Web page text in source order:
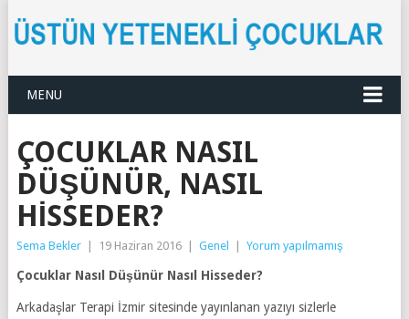
MENU
ÇOCUKLAR NASIL
DÜŞÜNÜR, NASIL
HISSEDER?
Sema Bekler 19 Haziran 2016 Genel Yorum yapılmamış
Çocuklar Nasıl Düşünür Nasıl Hisseder?
Arkadaşlar Terapi İzmir sitesinde yayınlanan yazıyı sizlerle